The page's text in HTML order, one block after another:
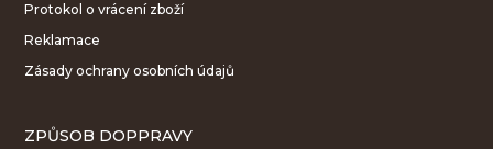
Protokol o vrácení zboží
Reklamace
Zásady ochrany osobních údajů
ZPŮSOB DOPPRAVY